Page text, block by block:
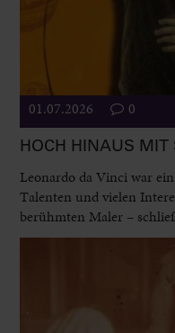
01.07.2026 0
HOCH HINAUS
Leonardo da Vinci war
Talenten und vielen
berühmten Maler –